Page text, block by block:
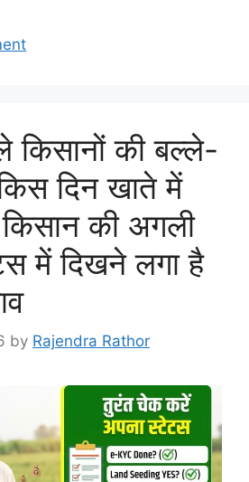
किसानों की बल्ले-
दिन खाते में
की अगली
में दिखने लगा है
by Rajendra Rathor